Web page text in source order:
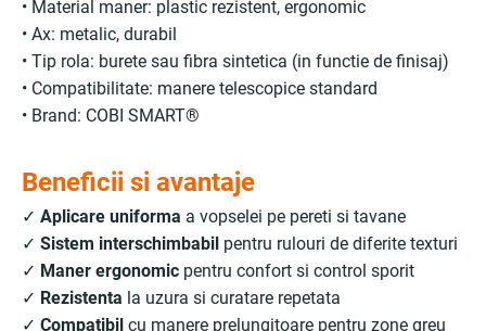
• Material maner: plastic rezistent, ergonomic
• Ax: metalic, durabil
• Tip rola: burete sau fibra sintetica (in functie de finisaj)
• Compatibilitate: manere telescopice standard
• Brand: COBI SMART®
Beneficii si avantaje
✓ Aplicare uniforma a vopselei pe pereti si tavane
✓ Sistem interschimbabil pentru rulouri de diferite texturi
✓ Maner ergonomic pentru confort si control sporit
✓ Rezistenta la uzura si curatare repetata
✓ Compatibil cu manere prelungitoare pentru zone greu